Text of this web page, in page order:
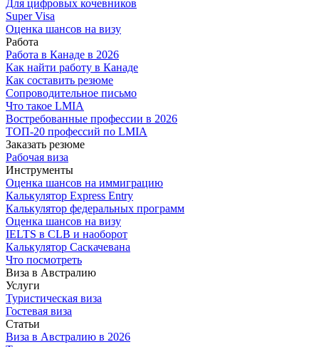
Для цифровых кочевников
Super Visa
Оценка шансов на визу
Работа
Работа в Канаде в 2026
Как найти работу в Канаде
Как составить резюме
Сопроводительное письмо
Что такое LMIA
Востребованные профессии в 2026
ТОП-20 профессий по LMIA
Заказать резюме
Рабочая виза
Инструменты
Оценка шансов на иммиграцию
Калькулятор Express Entry
Калькулятор федеральных программ
Оценка шансов на визу
IELTS в CLB и наоборот
Калькулятор Саскачевана
Что посмотреть
Виза в Австралию
Услуги
Туристическая виза
Гостевая виза
Статьи
Виза в Австралию в 2026